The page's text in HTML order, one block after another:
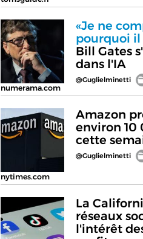
numerama.com
«Je ne
pourquoi il
Bill Gates
dans l'IA
@Guglielminetti
nytimes.com
Amazon
environ 10
cette
@Guglielminetti
La
réseaux
l'intérêt